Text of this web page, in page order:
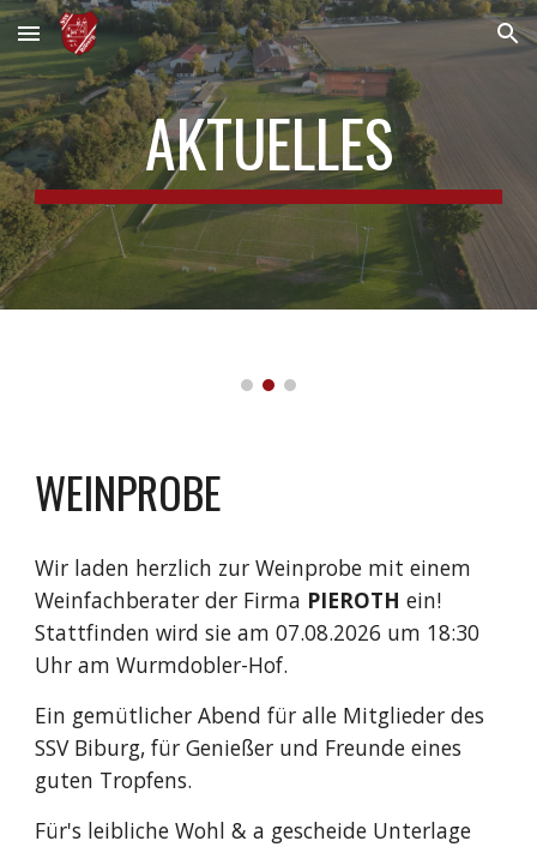
Skip to main content Skip to navigation
AKTUELLES
WEINPROBE
Wir laden herzlich zur Weinprobe mit einem
Weinfachberater der Firma PIEROTH ein!
Stattfinden wird sie am 07.08.2026 um 18:30
Uhr am Wurmdobler-Hof.
Ein gemütlicher Abend für alle Mitglieder des
SSV Biburg, für Genießer und Freunde eines
guten Tropfens.
Für's leibliche Wohl & a gescheide Unterlage